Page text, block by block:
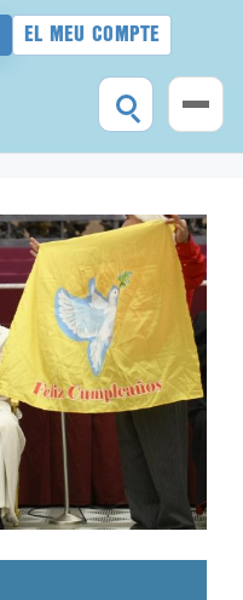
EL MEU COMPTE